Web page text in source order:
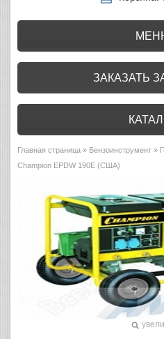
ЗАКАЗАТЬ
Главная страница » Бензоинструмент »
Champion EPDW 190E (США)